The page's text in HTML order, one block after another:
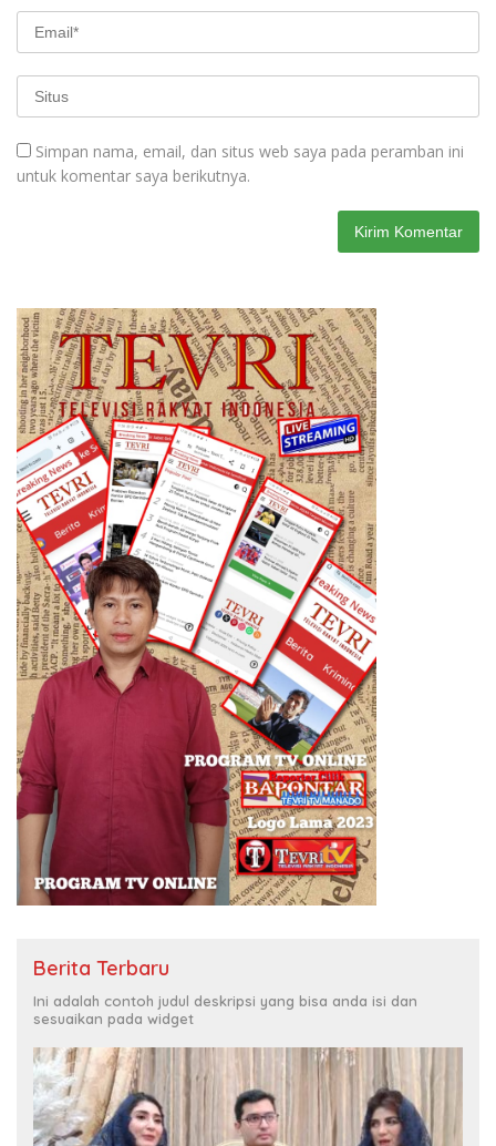
Simpan nama, email, dan situs web saya pada peramban ini
untuk komentar saya berikutnya.
Berita Terbaru
Ini adalah contoh judul deskripsi yang bisa anda isi dan
sesuaikan pada widget